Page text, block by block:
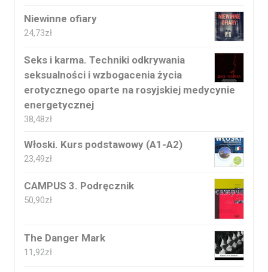
Niewinne ofiary
24,73zł
Seks i karma. Techniki odkrywania
seksualności i wzbogacenia życia
erotycznego oparte na rosyjskiej medycynie
energetycznej
38,48zł
Włoski. Kurs podstawowy (A1-A2)
23,49zł
CAMPUS 3. Podręcznik
50,90zł
The Danger Mark
11,92zł